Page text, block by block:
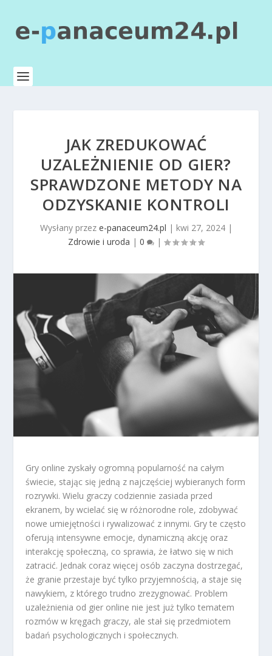
JAK ZREDUKOWAĆ
UZALEŻNIENIE OD GIER?
SPRAWDZONE METODY NA
ODZYSKANIE KONTROLI
Wysłany przez e-panaceum24.pl | kwi 27, 2024|
Zdrowie i uroda | 0 |
Gry online zyskały ogromną popularność na całym
świecie, stając się jedną z najczęściej wybieranych form
rozrywki. Wielu graczy codziennie zasiada przed
ekranem, by wcielać się w różnorodne role, zdobywać
nowe umiejętności i rywalizować z innymi. Gry te często
oferują intensywne emocje, dynamiczną akcję oraz
interakcję społeczną, co sprawia, że łatwo się w nich
zatracić. Jednak coraz więcej osób zaczyna dostrzegać,
że granie przestaje być tylko przyjemnością, a staje się
nawykiem, z którego trudno zrezygnować. Problem
uzależnienia od gier online nie jest już tylko tematem
rozmów w kręgach graczy, ale stał się przedmiotem
badań psychologicznych i społecznych.